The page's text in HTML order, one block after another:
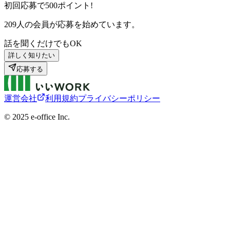
初回応募で500ポイント!
209人の会員が応募を始めています。
話を聞くだけでもOK
詳しく知りたい
応募する
運営会社 利用規約プライバシーポリシー
©︎ 2025 e-office Inc.